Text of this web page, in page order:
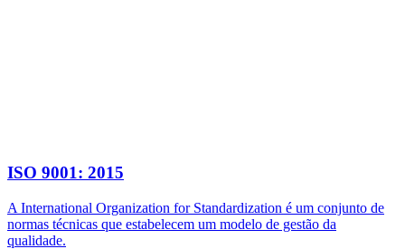
ISO 9001: 2015
A International Organization for Standardization é um conjunto de
normas técnicas que estabelecem um modelo de gestão da
qualidade.